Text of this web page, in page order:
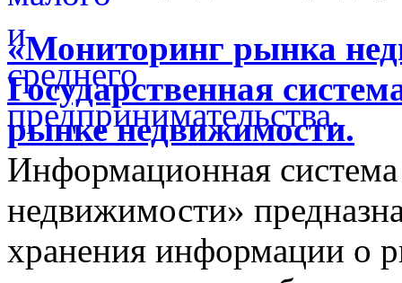
«Мониторинг рынка
Государственная
рынке недвижимости.
Информационная
недвижимости»
хранения информации о